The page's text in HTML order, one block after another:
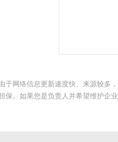
于网络信息更新速度快、来源较多
保。如果您是负责人并希望维护企